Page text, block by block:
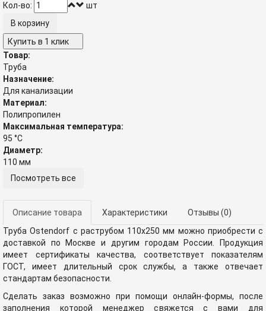
Кол-во:
шт
Купить в 1 клик
Товар:
Труба
Назначение:
Для канализации
Материал:
Полипропилен
Максимальная температура:
95 °С
Диаметр:
110 мм
Посмотреть все
Описание товара Характеристики Отзывы (0)
Труба Ostendorf с раструбом 110x250 мм можно приобрести с
доставкой по Москве и другим городам России. Продукция
имеет сертификаты качества, соответствует показателям
ГОСТ, имеет длительный срок службы, а также отвечает
стандартам безопасности.
Сделать заказ возможно при помощи онлайн-формы, после
заполнения которой менеджер свяжется с вами для